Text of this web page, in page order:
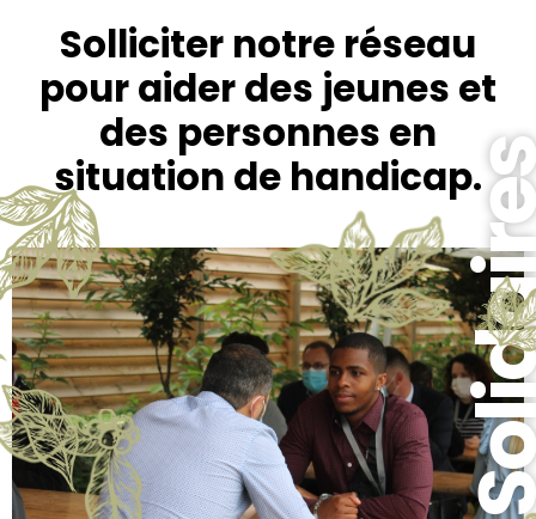
Solliciter notre réseau
pour aider des jeunes et
des personnes en
situation de handicap.